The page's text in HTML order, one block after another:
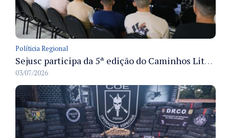
Políticia Regional
Sejusc participa da 5ª edição do Caminhos Literários com foco na cultura hip-hop nas unidades socioeducativas
03/07/2026